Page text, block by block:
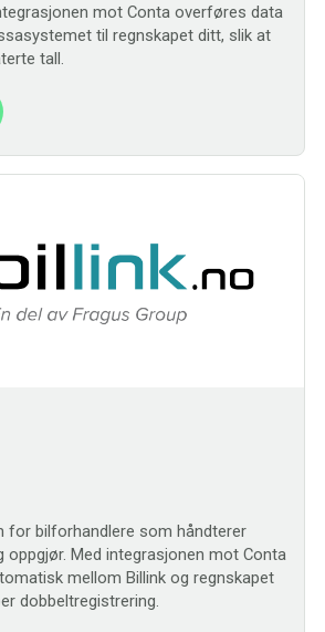
mot Conta overføres data
til regnskapet ditt, slik at
tall.
for bilforhandlere som håndterer
oppgjør. Med integrasjonen mot Conta
mellom Billink og regnskapet
dobbeltregistrering.